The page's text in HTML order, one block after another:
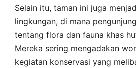
Selain itu, taman ini juga
lingkungan, di mana
tentang flora dan fauna khas
Mereka sering mengadakan
kegiatan konservasi yang